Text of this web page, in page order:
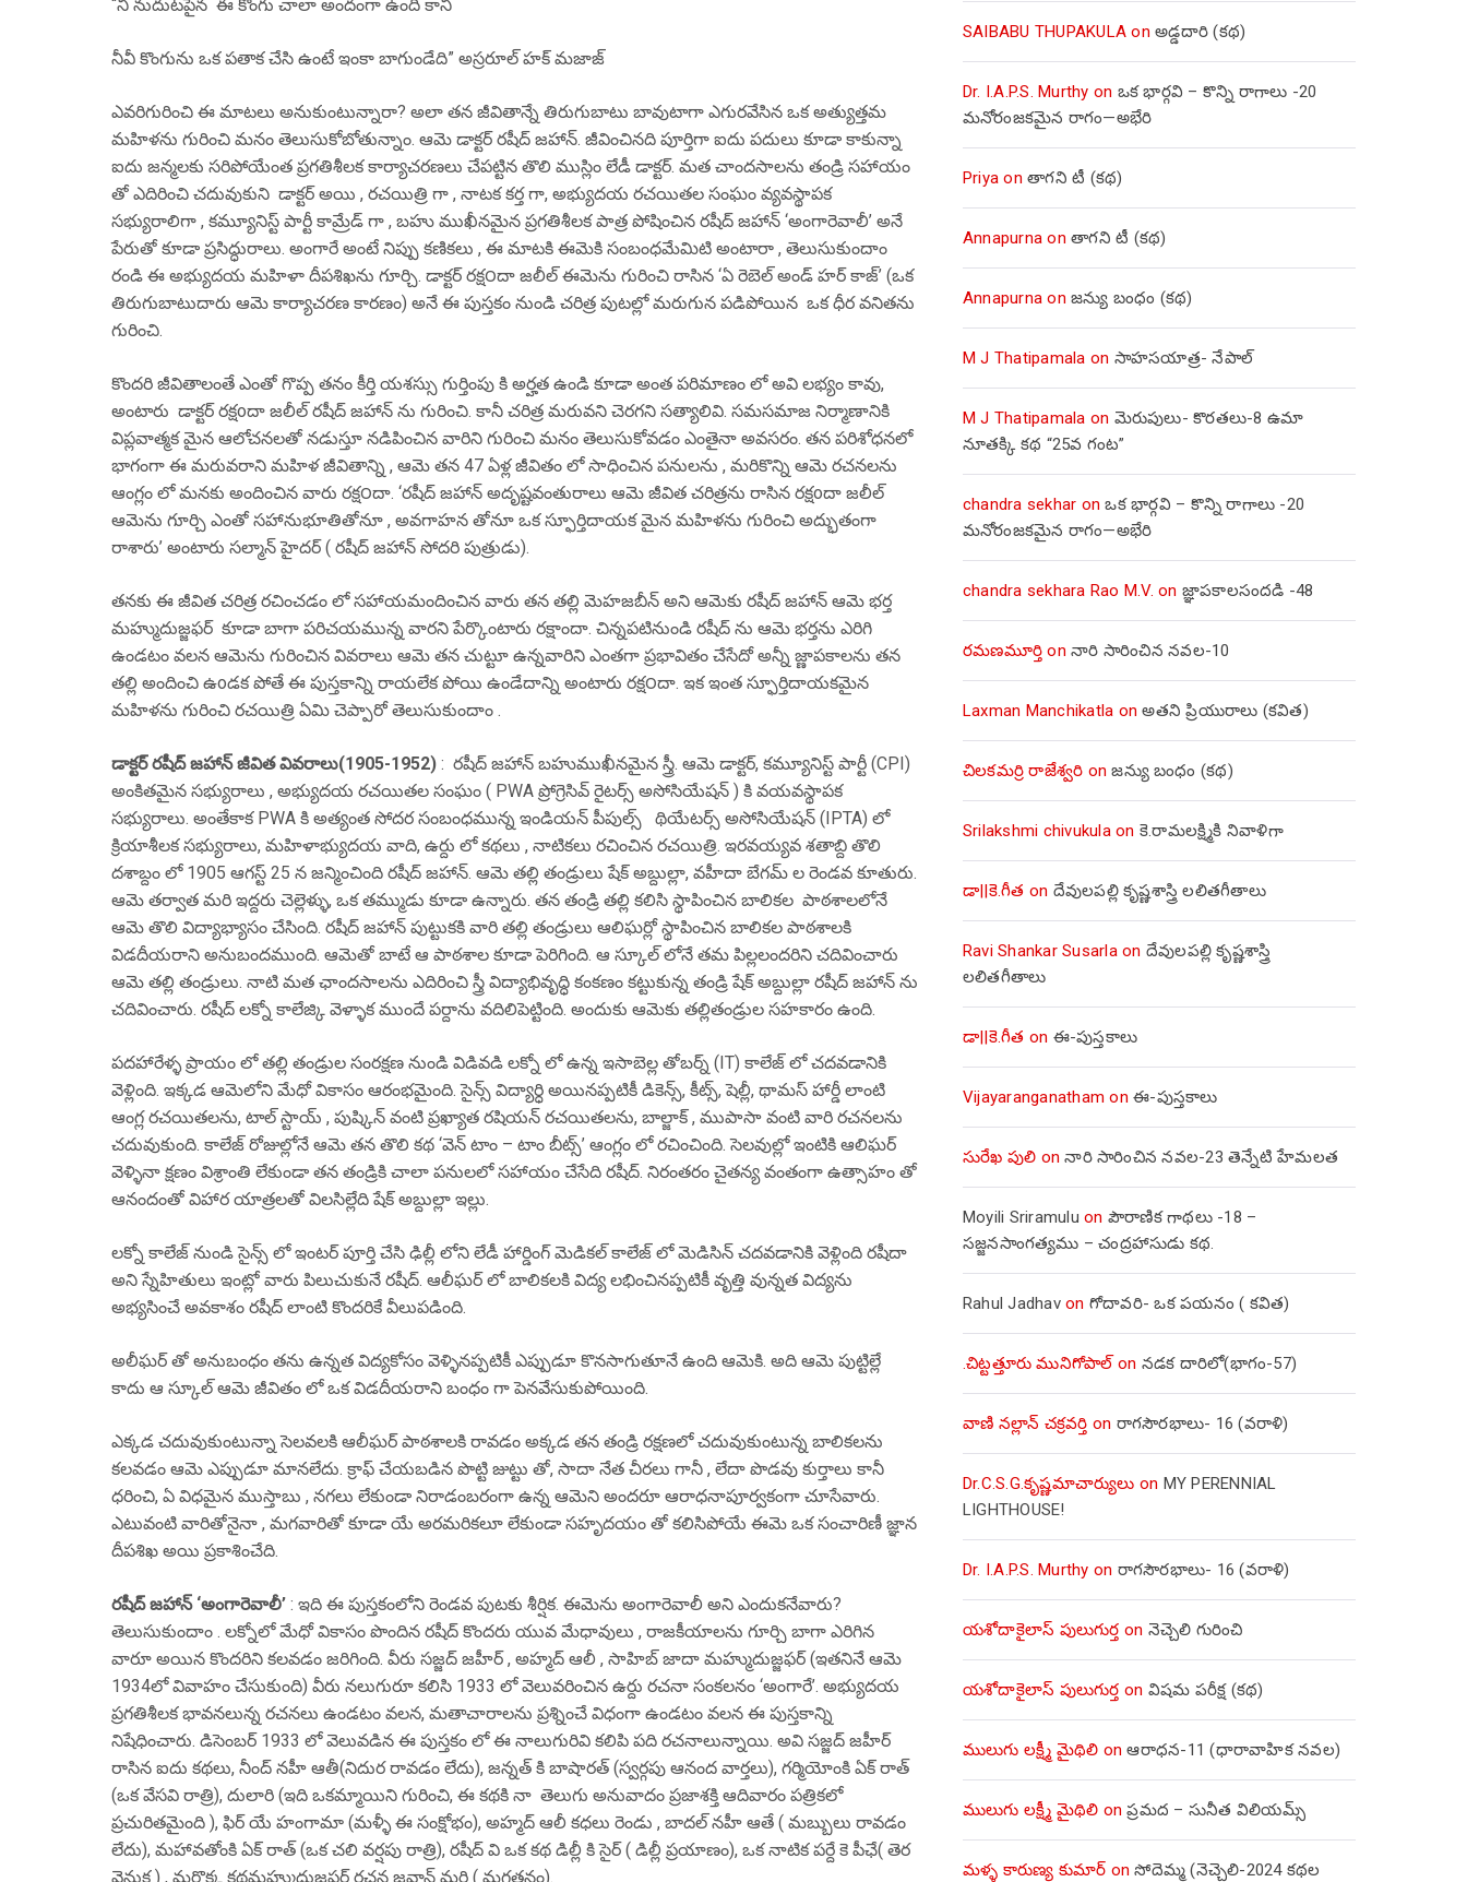
“నీ నుదుటపైన ఈ కొంగు చాలా అందంగా ఉంది కానీ
నీవీ కొంగును ఒక పతాక చేసి ఉంటే ఇంకా బాగుండేది” అస్రరూల్ హక్ మజాజ్
ఎవరిగురించి ఈ మాటలు అనుకుంటున్నారా? అలా తన జీవితాన్నే తిరుగుబాటు బావుటాగా ఎగురవేసిన ఒక అత్యుత్తమ
మహిళను గురించి మనం తెలుసుకోబోతున్నాం. ఆమె డాక్టర్ రషీద్ జహాన్. జీవించినది పూర్తిగా ఐదు పదులు కూడా కాకున్నా
ఐదు జన్మలకు సరిపోయేంత ప్రగతిశీలక కార్యాచరణలు చేపట్టిన తొలి ముస్లిం లేడీ డాక్టర్. మత చాందసాలను తండ్రి సహాయం
తో ఎదిరించి చదువుకుని డాక్టర్ అయి , రచయిత్రి గా , నాటక కర్త గా, అభ్యుదయ రచయితల సంఘం వ్యవస్థాపక
సభ్యురాలిగా , కమ్యూనిస్ట్ పార్టీ కామ్రేడ్ గా , బహు ముఖీనమైన ప్రగతిశీలక పాత్ర పోషించిన రషీద్ జహాన్ ‘అంగారెవాలీ’ అనే
పేరుతో కూడా ప్రసిద్ధురాలు. అంగారే అంటే నిప్పు కణికలు , ఈ మాటకి ఈమెకి సంబంధమేమిటి అంటారా , తెలుసుకుందాం
రండి ఈ అభ్యుదయ మహిళా దీపశిఖను గూర్చి. డాక్టర్ రక్ష౦దా జలీల్ ఈమెను గురించి రాసిన ‘ఏ రెబెల్ అండ్ హర్ కాజ్’ (ఒక
తిరుగుబాటుదారు ఆమె కార్యాచరణ కారణం) అనే ఈ పుస్తకం నుండి చరిత్ర పుటల్లో మరుగున పడిపోయిన ఒక ధీర వనితను
గురించి.
కొందరి జీవితాలంతే ఎంతో గొప్ప తనం కీర్తి యశస్సు గుర్తింపు కి అర్హత ఉండి కూడా అంత పరిమాణం లో అవి లభ్యం కావు,
అంటారు డాక్టర్ రక్షoదా జలీల్ రషీద్ జహాన్ ను గురించి. కానీ చరిత్ర మరువని చెరగని సత్యాలివి. సమసమాజ నిర్మాణానికి
విప్లవాత్మక మైన ఆలోచనలతో నడుస్తూ నడిపించిన వారిని గురించి మనం తెలుసుకోవడం ఎంతైనా అవసరం. తన పరిశోధనలో
భాగంగా ఈ మరువరాని మహిళ జీవితాన్ని , ఆమె తన 47 ఏళ్ల జీవితం లో సాధించిన పనులను , మరికొన్ని ఆమె రచనలను
ఆంగ్లం లో మనకు అందించిన వారు రక్ష౦దా. ‘రషీద్ జహాన్ అదృష్టవంతురాలు ఆమె జీవిత చరిత్రను రాసిన రక్షoదా జలీల్
ఆమెను గూర్చి ఎంతో సహానుభూతితోనూ , అవగాహన తోనూ ఒక స్ఫూర్తిదాయక మైన మహిళను గురించి అద్భుతంగా
రాశారు’ అంటారు సల్మాన్ హైదర్ ( రషీద్ జహాన్ సోదరి పుత్రుడు).
తనకు ఈ జీవిత చరిత్ర రచించడం లో సహాయమందించిన వారు తన తల్లి మెహజబీన్ అని ఆమెకు రషీద్ జహాన్ ఆమె భర్త
మహ్ముదుజ్జఫర్ కూడా బాగా పరిచయమున్న వారని పేర్కొంటారు రక్షాందా. చిన్నపటినుండి రషీద్ ను ఆమె భర్తను ఎరిగి
ఉండటం వలన ఆమెను గురించిన వివరాలు ఆమె తన చుట్టూ ఉన్నవారిని ఎంతగా ప్రభావితం చేసేదో అన్నీ జ్ణాపకాలను తన
తల్లి అందించి ఉoడక పోతే ఈ పుస్తకాన్ని రాయలేక పోయి ఉండేదాన్ని అంటారు రక్ష౦దా. ఇక ఇంత స్ఫూర్తిదాయకమైన
మహిళను గురించి రచయిత్రి ఏమి చెప్పారో తెలుసుకుందాం .
డాక్టర్ రషీద్ జహాన్ జీవిత వివరాలు(1905-1952) : రషీద్ జహాన్ బహుముఖీనమైన స్త్రీ. ఆమె డాక్టర్, కమ్యూనిస్ట్ పార్టీ (CPI)
అంకితమైన సభ్యురాలు , అభ్యుదయ రచయితల సంఘం ( PWA ప్రోగ్రెసివ్ రైటర్స్ అసోసియేషన్ ) కి వయవస్థాపక
సభ్యురాలు. అంతేకాక PWA కి అత్యంత సోదర సంబంధమున్న ఇండియన్ పీపుల్స్ థియేటర్స్ అసోసియేషన్ (IPTA) లో
క్రియాశీలక సభ్యురాలు, మహిళాభ్యుదయ వాది, ఉర్దు లో కథలు , నాటికలు రచించిన రచయిత్రి. ఇరవయ్యవ శతాబ్ది తొలి
దశాబ్దం లో 1905 ఆగస్ట్ 25 న జన్మించింది రషీద్ జహాన్. ఆమె తల్లి తండ్రులు షేక్ అబ్దుల్లా, వహీదా బేగమ్ ల రెండవ కూతురు.
ఆమె తర్వాత మరి ఇద్దరు చెల్లెళ్ళు, ఒక తమ్ముడు కూడా ఉన్నారు. తన తండ్రి తల్లి కలిసి స్థాపించిన బాలికల పాఠశాలలోనే
ఆమె తొలి విద్యాభ్యాసం చేసింది. రషీద్ జహాన్ పుట్టుకకి వారి తల్లి తండ్రులు ఆలిఘర్లో స్థాపించిన బాలికల పాఠశాలకి
విడదీయరాని అనుబందముంది. ఆమెతో బాటే ఆ పాఠశాల కూడా పెరిగింది. ఆ స్కూల్ లోనే తమ పిల్లలందరిని చదివించారు
ఆమె తల్లి తండ్రులు. నాటి మత ఛాందసాలను ఎదిరించి స్త్రీ విద్యాభివృద్ధి కంకణం కట్టుకున్న తండ్రి షేక్ అబ్దుల్లా రషీద్ జహాన్ ను
చదివించారు. రషీద్ లక్నో కాలేజ్కి వెళ్ళాక ముందే పర్దాను వదిలిపెట్టింది. అందుకు ఆమెకు తల్లితండ్రుల సహకారం ఉంది.
పదహారేళ్ళ ప్రాయం లో తల్లి తండ్రుల సంరక్షణ నుండి విడివడి లక్నో లో ఉన్న ఇసాబెల్ల తోబర్న్ (IT) కాలేజ్ లో చదవడానికి
వెళ్లింది. ఇక్కడ ఆమెలోని మేధో వికాసం ఆరంభమైంది. సైన్స్ విద్యార్ధి అయినప్పటికీ డికెన్స్, కీట్స్, షెల్లీ, థామస్ హార్డీ లాంటి
ఆంగ్ల రచయితలను, టాల్ స్టాయ్ , పుష్కిన్ వంటి ప్రఖ్యాత రషియన్ రచయితలను, బాల్జాక్ , ముపాసా వంటి వారి రచనలను
చదువుకుంది. కాలేజ్ రోజుల్లోనే ఆమె తన తొలి కథ ‘వెన్ టాం – టాం బీట్స్’ ఆంగ్లం లో రచించింది. సెలవుల్లో ఇంటికి ఆలిఘర్
వెళ్ళినా క్షణం విశ్రాంతి లేకుండా తన తండ్రికి చాలా పనులలో సహాయం చేసేది రషీద్. నిరంతరం చైతన్య వంతంగా ఉత్సాహం తో
ఆనందంతో విహార యాత్రలతో విలసిల్లేది షేక్ అబ్దుల్లా ఇల్లు.
లక్నో కాలేజ్ నుండి సైన్స్ లో ఇంటర్ పూర్తి చేసి ఢిల్లీ లోని లేడీ హార్డింగ్ మెడికల్ కాలేజ్ లో మెడిసిన్ చదవడానికి వెళ్లింది రషీదా
అని స్నేహితులు ఇంట్లో వారు పిలుచుకునే రషీద్. ఆలీఘర్ లో బాలికలకి విద్య లభించినప్పటికీ వృత్తి వున్నత విద్యను
అభ్యసించే అవకాశం రషీద్ లాంటి కొందరికే వీలుపడింది.
అలీఘర్ తో అనుబంధం తను ఉన్నత విద్యకోసం వెళ్ళినప్పటికీ ఎప్పుడూ కొనసాగుతూనే ఉంది ఆమెకి. అది ఆమె పుట్టిల్లే
కాదు ఆ స్కూల్ ఆమె జీవితం లో ఒక విడదీయరాని బంధం గా పెనవేసుకుపోయింది.
ఎక్కడ చదువుకుంటున్నా సెలవలకి ఆలీఘర్ పాఠశాలకి రావడం అక్కడ తన తండ్రి రక్షణలో చదువుకుంటున్న బాలికలను
కలవడం ఆమె ఎప్పుడూ మానలేదు. క్రాఫ్ చేయబడిన పొట్టి జుట్టు తో, సాదా నేత చీరలు గానీ , లేదా పొడవు కుర్తాలు కానీ
ధరించి, ఏ విధమైన ముస్తాబు , నగలు లేకుండా నిరాడంబరంగా ఉన్న ఆమెని అందరూ ఆరాధనాపూర్వకంగా చూసేవారు.
ఎటువంటి వారితోనైనా , మగవారితో కూడా యే అరమరికలూ లేకుండా సహృదయం తో కలిసిపోయే ఈమె ఒక సంచారిణీ జ్ఞాన
దీపశిఖ అయి ప్రకాశించేది.
రషీద్ జహాన్ ‘అంగారెవాలీ’ : ఇది ఈ పుస్తకంలోని రెండవ పుటకు శీర్షిక. ఈమెను అంగారెవాలీ అని ఎందుకనేవారు?
తెలుసుకుందాం . లక్నోలో మేధో వికాసం పొందిన రషీద్ కొందరు యువ మేధావులు , రాజకీయాలను గూర్చి బాగా ఎరిగిన
వారూ అయిన కొందరిని కలవడం జరిగింది. వీరు సజ్జద్ జహీర్ , అహ్మద్ ఆలీ , సాహిబ్ జాదా మహ్ముదుజ్జఫర్ (ఇతనినే ఆమె
1934లో వివాహం చేసుకుంది) వీరు నలుగురూ కలిసి 1933 లో వెలువరించిన ఉర్దు రచనా సంకలనం ‘అంగారే’. అభ్యుదయ
ప్రగతిశీలక భావనలున్న రచనలు ఉండటం వలన, మతాచారాలను ప్రశ్నించే విధంగా ఉండటం వలన ఈ పుస్తకాన్ని
నిషేధించారు. డిసెంబర్ 1933 లో వెలువడిన ఈ పుస్తకం లో ఈ నాలుగురివి కలిపి పది రచనాలున్నాయి. అవి సజ్జద్ జహీర్
రాసిన ఐదు కథలు, నీంద్ నహీ ఆతీ(నిదుర రావడం లేదు), జన్నత్ కి బాషారత్ (స్వర్గపు ఆనంద వార్తలు), గర్మియోంకి ఏక్ రాత్
(ఒక వేసవి రాత్రి), దులారి (ఇది ఒకమ్మాయిని గురించి, ఈ కథకి నా తెలుగు అనువాదం ప్రజాశక్తి ఆదివారం పత్రికలో
ప్రచురితమైంది ), ఫిర్ యే హంగామా (మళ్ళీ ఈ సంక్షోభం), అహ్మద్ ఆలీ కధలు రెండు , బాదల్ నహీ ఆతే ( మబ్బులు రావడం
లేదు), మహావతోంకి ఏక్ రాత్ (ఒక చలి వర్షపు రాత్రి), రషీద్ వి ఒక కథ డిల్లీ కి సైర్ ( డిల్లీ ప్రయాణం), ఒక నాటిక పర్దే కె పీఛే( తెర
వెనుక ) , మరొక్క కథమహ్ముదుజ్జఫర్ రచన జవాన్ మర్ది ( మగతనం).
SAIBABU THUPAKULA onఅడ్డదారి (కథ)
Dr. I.A.P.S. Murthy on ఒక భార్గవి – కొన్ని రాగాలు -20
మనోరంజకమైన రాగం—అభేరి
Priya onతాగని టీ (కథ)
Annapurna onతాగని టీ (కథ)
Annapurna onజన్యు బంధం (కథ)
M J Thatipamala on సాహసయాత్ర- నేపాల్‌
M J Thatipamala on మెరుపులు- కొరతలు-8 ఉమా
నూతక్కి కథ “25వ గంట”
chandra sekhar onఒక భార్గవి – కొన్ని రాగాలు -20
మనోరంజకమైన రాగం—అభేరి
chandra sekhara Rao M.V. on జ్ఞాపకాలసందడి -48
రమణమూర్తి onనారి సారించిన నవల-10
Laxman Manchikatla onఅతని ప్రియురాలు (కవిత)
చిలకమర్రి రాజేశ్వరి onజన్యు బంధం (కథ)
Srilakshmi chivukulaon కె.రామలక్ష్మికి నివాళిగా
డా||కె.గీత on దేవులపల్లి కృష్ణశాస్త్రి లలితగీతాలు
Ravi Shankar Susarlaon దేవులపల్లి కృష్ణశాస్త్రి
లలితగీతాలు
డా||కె.గీత on ఈ-పుస్తకాలు
Vijayaranganatham onఈ-పుస్తకాలు
సురేఖ పులి onనారి సారించిన నవల-23 తెన్నేటి హేమలత
Moyili Sriramulu on పౌరాణిక గాథలు -18 –
సజ్జనసాంగత్యము – చంద్రహాసుడు కథ.
Rahul Jadhavon గోదావరి- ఒక పయనం ( కవిత)
.చిట్టత్తూరు మునిగోపాల్on నడక దారిలో(భాగం-57)
వాణి నల్లాన్ చక్రవర్తి on రాగసౌరభాలు- 16 (వరాళి)
Dr.C.S.G.కృష్ణమాచార్యులు on MY PERENNIAL
LIGHTHOUSE!
Dr. I.A.P.S. Murthy on రాగసౌరభాలు- 16 (వరాళి)
యశోదాకైలాస్ పులుగుర్త on నెచ్చెలి గురించి
యశోదాకైలాస్ పులుగుర్త on విషమ పరీక్ష (క‌థ‌)
ములుగు లక్ష్మీ మైథిలి onఆరాధన-11 (ధారావాహిక నవల)
ములుగు లక్ష్మీ మైథిలి onప్రమద – సునీత విలియమ్స్
మళ్ళ కారుణ్య కుమార్ onసోదెమ్మ (నెచ్చెలి-2024 కథల